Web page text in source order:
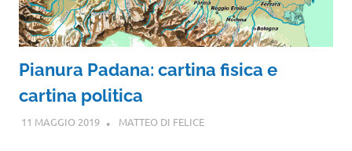
Pianura Padana: cartina fisica e
cartina politica
11 MAGGIO 2019 MATTEO DI FELICE